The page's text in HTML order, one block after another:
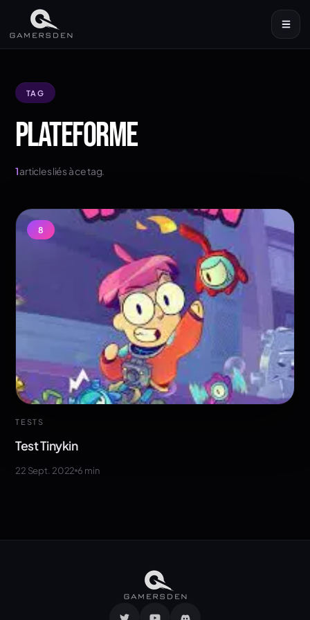
TAG
PLATEFORME
1articles liés à ce tag.
8
TESTS
Test Tinykin
22 Sept. 2022 6 min